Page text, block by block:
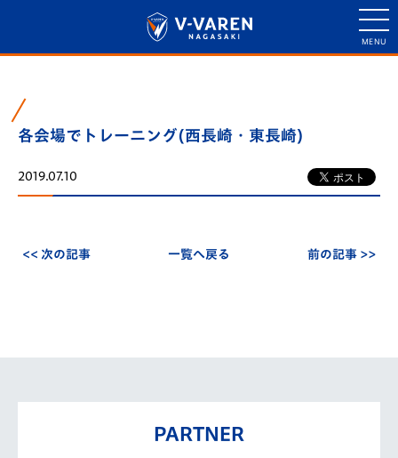
各会場でトレーニング(西長崎・東長崎)
2019.07.10
<< 次の記事 一覧へ戻る 前の記事 >>
PARTNER